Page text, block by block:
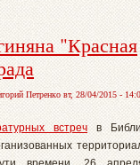
"Красная
Петренко вт, 28/04/2015 -
встреч в